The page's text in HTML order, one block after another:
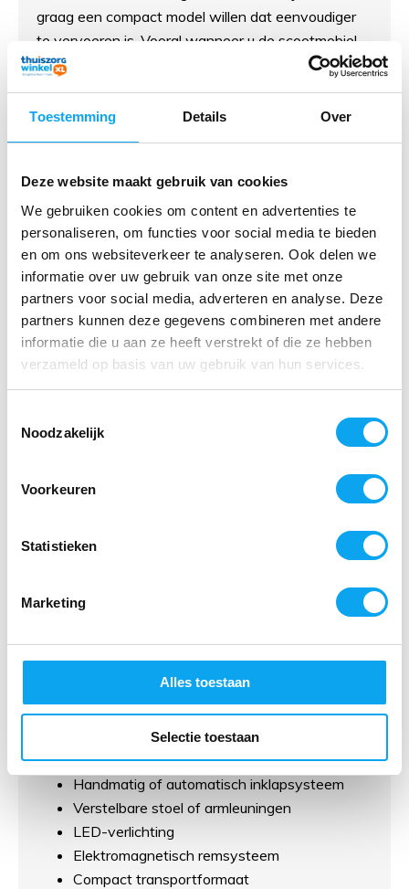
Toestemming Details Over
Deze website maakt gebruik van cookies
We gebruiken cookies om content en advertenties te
personaliseren, om functies voor social media te bieden
en om ons websiteverkeer te analyseren. Ook delen we
informatie over uw gebruik van onze site met onze
partners voor social media, adverteren en analyse. Deze
partners kunnen deze gegevens combineren met andere
informatie die u aan ze heeft verstrekt of die ze hebben
verzameld op basis van uw gebruik van hun services.
Noodzakelijk
Voorkeuren
Statistieken
Marketing
Alles toestaan
Selectie toestaan
graag een compact model willen dat eenvoudiger
te vervoeren is. Vooral wanneer u de scootmobiel
regelmatig wilt meenemen, biedt een opvouwbaar
model veel voordelen.
gaan
Mensen die hun scootmobiel willen
meenemen in de auto
Gebruikers met beperkte opbergruimte
Vakantiegangers met een caravan, camper of
vliegtuigreis
Iedereen die een compacte scootmobiel
zoekt voor flexibel gebruik
Opvouwbare scootmobielen zijn voorzien van een
elektrische aandrijving en worden meestal geleverd
met een moderne accu. Afhankelijk van het model
acculading. De bediening is eenvoudig en
vertrouwd raken met de scootmobiel.
Afhankelijk van het model beschikken opvouwbare
scootmobielen over functies zoals:
Uitneembare lithiumaccu
Handmatig of automatisch inklapsysteem
Verstelbare stoel of armleuningen
LED-verlichting
Elektromagnetisch remsysteem
Compact transportformaat